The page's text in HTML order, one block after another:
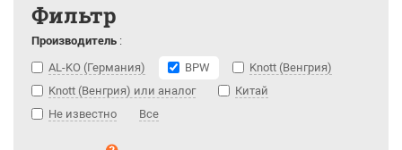
Фильтр
Производитель :
AL-KO (Германия)
BPW
Knott (Венгрия)
Knott (Венгрия) или аналог
Китай
Не известно
Все